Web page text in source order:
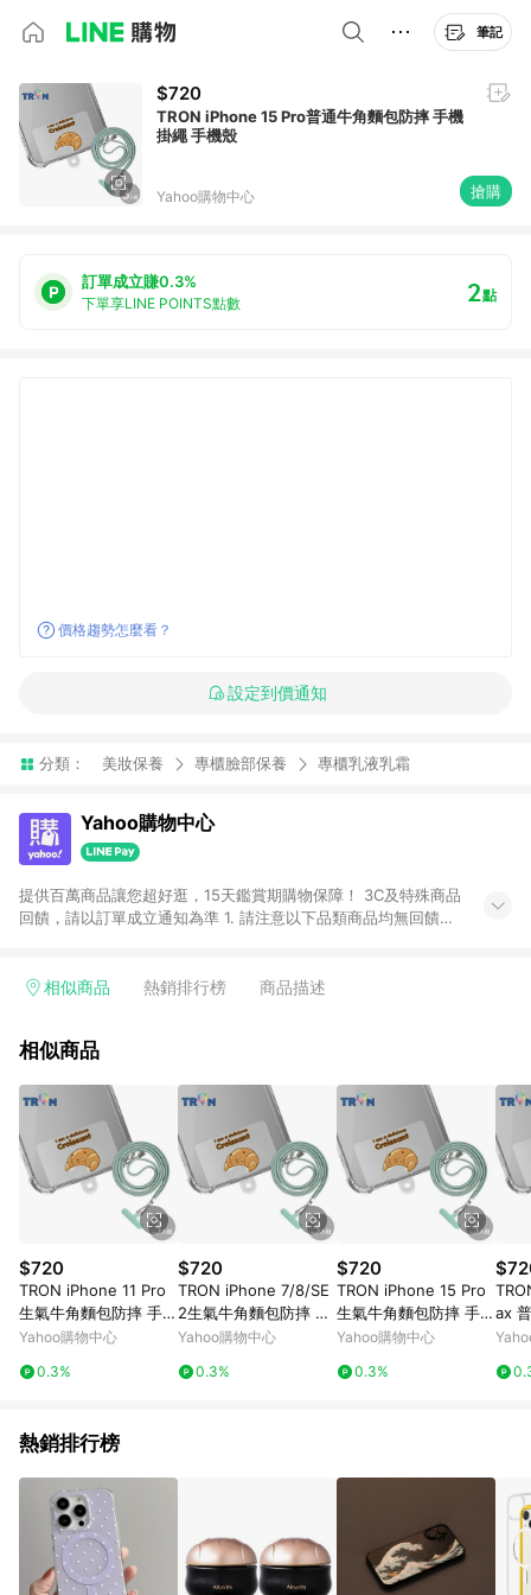
筆記
$720
TRON iPhone 15 Pro普通牛角麵包防摔 手機
掛繩 手機殼
Yahoo購物中心 搶購
訂單成立賺0.3%
下單享LINE POINTS點數 2點
價格趨勢怎麼看？
設定到價通知
分類： 美妝保養 專櫃臉部保養 專櫃乳液乳霜
Yahoo購物中心
提供百萬商品讓您超好逛，15天鑑賞期購物保障！ 3C及特殊商品
回饋，請以訂單成立通知為準 1. 請注意以下品類商品均無回饋：
電玩/遊戲/相機/單眼/鏡頭/拍立得 [2024/6/1起適用] -內接硬
的購回饋活動享Yahoo超贈點回饋者 - 購物中心商店之商品：商
3. 訂單回饋金額將扣除運費/購物金/超贈點/福利金/紅利折抵/折
價券等虛擬貨幣折抵 4. 大宗採購或批發轉賣不具回饋資格： 如
有相關事證認定您為大宗採購、批發轉賣而非最終消費使用者，
相關認定以Yahoo購物中心之認定為準
相似商品 熱銷排行榜 商品描述
相似商品
$720
TRON iPhone 11 Pro
生氣牛角麵包防摔 手機
掛繩 手機殼
Yahoo購物中心
0.3%
$720
TRON iPhone 7/8/SE
2生氣牛角麵包防摔 手
機 掛繩 手機殼
Yahoo購物中心
0.3%
$720
TRON iPhone 15 Pro
生氣牛角麵包防摔 手機
掛繩 手機殼
Yahoo購物中心
0.3%
ax
手機
熱銷排行榜